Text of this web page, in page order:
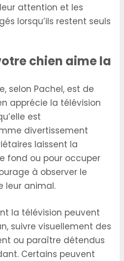
attention et les
lorsqu’ils restent seuls
chien aime la
selon Pachel, est de
apprécie la télévision
est
divertissement
laissent la
fond ou pour occuper
à observer le
leur animal.
la télévision peuvent
suivre visuellement des
ou paraître détendus
Certains peuvent